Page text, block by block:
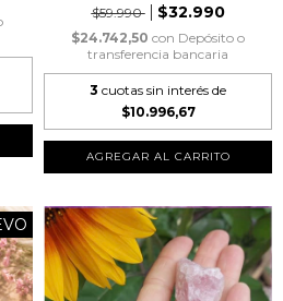
$59.990
$32.990
$24.742,50 con Depósito o
transferencia bancaria
3 cuotas sin interés de
$10.996,67